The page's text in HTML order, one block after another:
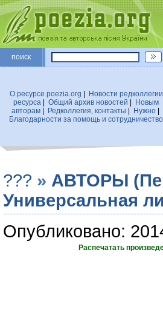
поиск
О ресурсе poezia.org
Новости редколлегии
ресурса
Общий архив новостей
Новым
авторам| Редколлегия, контакты Нужно|
Благодарности за помощь и сотрудничество
??? » АВТОРЫ
Универсальная
Опубликовано:
Распечатать